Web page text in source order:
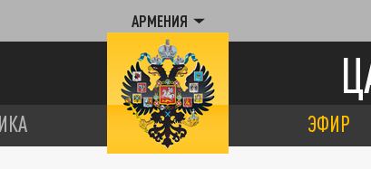
АРМЕНИЯ
ЭФИР